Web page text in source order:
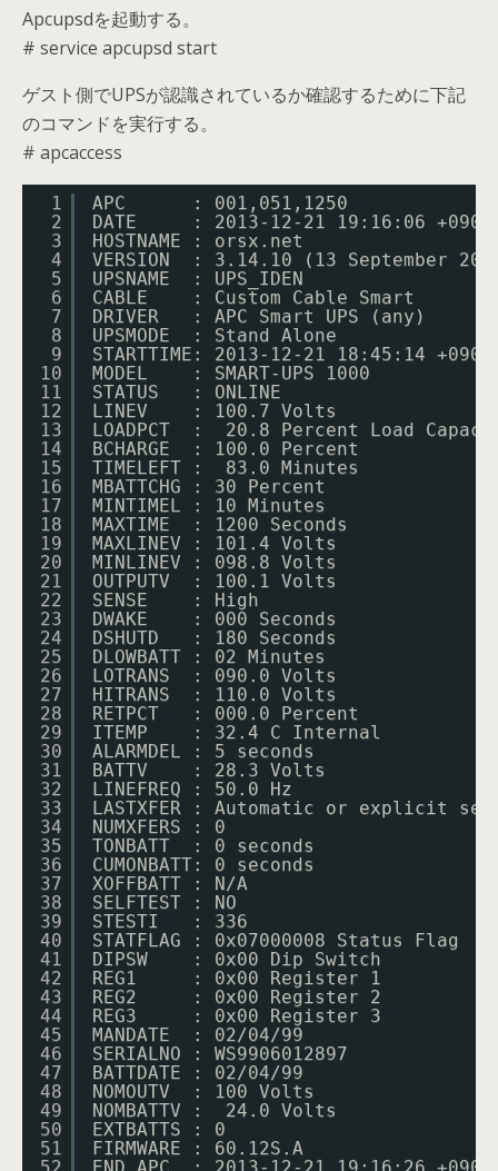
Apcupsdを起動する。
# service apcupsd start
ゲスト側でUPSが認識されているか確認するために下記
のコマンドを実行する。
# apcaccess
1
2
3
4
5
6
7
8
9
10
11
12
13
14
15
16
17
18
19
20
21
22
23
24
25
26
27
28
29
30
31
32
33
34
35
36
37
38
39
40
41
42
43
44
45
46
47
48
49
50
51
APC      : 001,051,1250
DATE     : 2013-12-21 19:16:06 +0900
HOSTNAME : orsx.net
VERSION  : 3.14.10 (13 September
UPSNAME  : UPS_IDEN
CABLE    : Custom Cable Smart
DRIVER   : APC Smart UPS (any)
UPSMODE  : Stand Alone
STARTTIME: 2013-12-21 18:45:14 +0900
MODEL    : SMART-UPS 1000
STATUS   : ONLINE
LINEV    : 100.7 Volts
LOADPCT  :  20.8 Percent Load
BCHARGE  : 100.0 Percent
TIMELEFT :  83.0 Minutes
MBATTCHG : 30 Percent
MINTIMEL : 10 Minutes
MAXTIME  : 1200 Seconds
MAXLINEV : 101.4 Volts
MINLINEV : 098.8 Volts
OUTPUTV  : 100.1 Volts
SENSE    : High
DWAKE    : 000 Seconds
DSHUTD   : 180 Seconds
DLOWBATT : 02 Minutes
LOTRANS  : 090.0 Volts
HITRANS  : 110.0 Volts
RETPCT   : 000.0 Percent
ITEMP    : 32.4 C Internal
ALARMDEL : 5 seconds
BATTV    : 28.3 Volts
LINEFREQ : 50.0 Hz
LASTXFER : Automatic or explicit
NUMXFERS : 0
TONBATT  : 0 seconds
CUMONBATT: 0 seconds
XOFFBATT : N/A
SELFTEST : NO
STESTI   : 336
STATFLAG : 0x07000008 Status Flag
DIPSW    : 0x00 Dip Switch
REG1     : 0x00 Register 1
REG2     : 0x00 Register 2
REG3     : 0x00 Register 3
MANDATE  : 02/04/99
SERIALNO : WS9906012897
BATTDATE : 02/04/99
NOMOUTV  : 100 Volts
NOMBATTV :  24.0 Volts
EXTBATTS : 0
FIRMWARE : 60.12S.A